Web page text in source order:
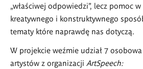
„właściwej odpowiedzi”, lecz pomoc
kreatywnego i konstruktywnego sposó
tematy które naprawdę nas dotyczą.
W projekcie weźmie udział 7
artystów z organizacji ArtSpeech: